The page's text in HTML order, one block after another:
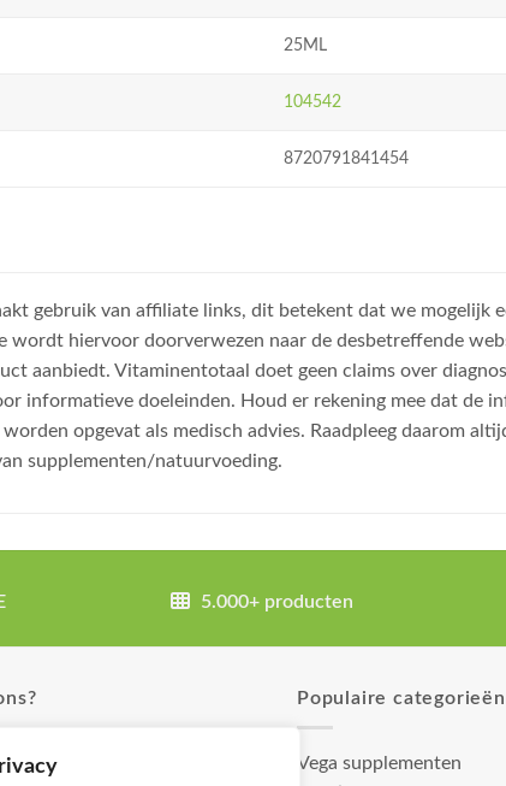
25ML
104542
8720791841454
gebruik van affiliate links, dit betekent dat we mogelijk
wordt hiervoor doorverwezen naar de desbetreffende
aanbiedt. Vitaminentotaal doet geen claims over
informatieve doeleinden. Houd er rekening mee dat de
opgevat als medisch advies. Raadpleeg daarom
supplementen/natuurvoeding.
5.000+ producten
Populaire categorieën
Vega supplementen